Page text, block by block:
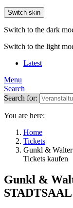
Switch skin
Switch to the dark
Switch to the light
Latest
Menu
Search
Search for:
You are here:
Home
Tickets
Gunkl &
Tickets kaufen
Gunkl &